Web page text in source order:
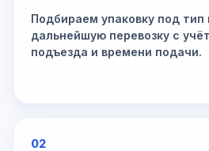
Подбираем упаковку под
дальнейшую перевозку с
подъезда и времени подачи.
02